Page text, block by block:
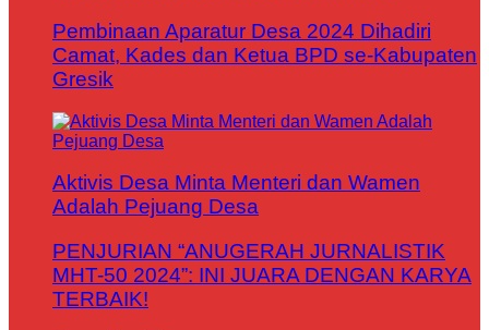
Pembinaan Aparatur Desa 2024 Dihadiri
Camat, Kades dan Ketua BPD se-Kabupaten
Gresik
Aktivis Desa Minta Menteri dan Wamen
Adalah Pejuang Desa
PENJURIAN “ANUGERAH JURNALISTIK
MHT-50 2024”: INI JUARA DENGAN KARYA
TERBAIK!